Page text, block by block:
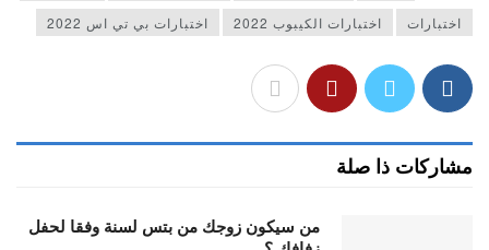
اختبارات
اختبارات الكيبوب 2022 اختبارات بي تي اس 2022
مشاركات ذا صلة
من سيكون زوجك من بتس لسنة وفقا لحفل